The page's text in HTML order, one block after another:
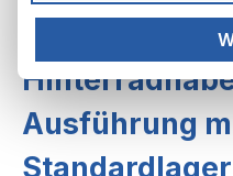
Räder
Ausführung